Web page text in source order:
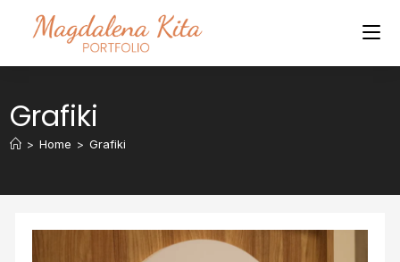
Grafiki
> Home > Grafiki